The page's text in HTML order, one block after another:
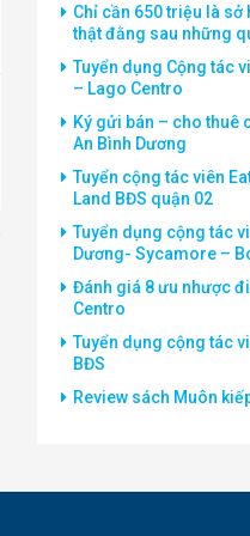
Chỉ cần 650 triệu là sở
thật đằng sau những
Tuyển dụng Cộng tác
– Lago Centro
Ký gửi bán – cho thuê
An Bình Dương
Tuyển cộng tác viên
Land BĐS quận 02
Tuyển dụng cộng tác
Dương- Sycamore –
Đánh giá 8 ưu nhược
Centro
Tuyển dụng cộng tác
BĐS
Review sách Muôn